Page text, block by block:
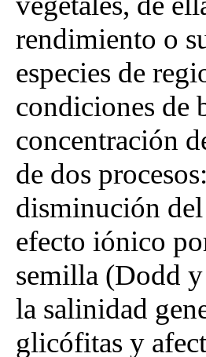
rendimiento o
especies de
condiciones de
concentración
de dos
disminución
efecto iónico
semilla (Dodd
la salinidad
glicófitas y